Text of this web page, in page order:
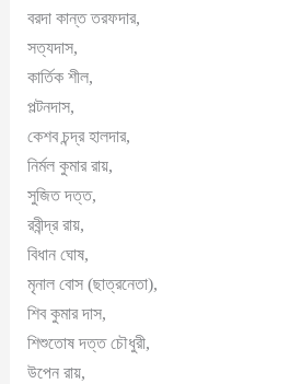
বরদা কান্ত তরফদার,
সত্যদাস,
কার্তিক শীল,
পল্টনদাস,
কেশব চন্দ্র হালদার,
নির্মল কুমার রায়,
সুজিত দত্ত,
রবীন্দ্র রায়,
বিধান ঘোষ,
মৃনাল বোস (ছাত্রনেতা),
শিব কুমার দাস,
শিশুতোষ দত্ত চৌধুরী,
উপেন রায়,